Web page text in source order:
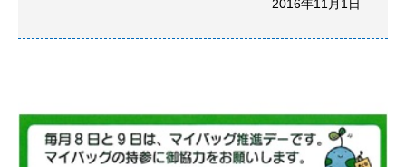
2016年11月1日